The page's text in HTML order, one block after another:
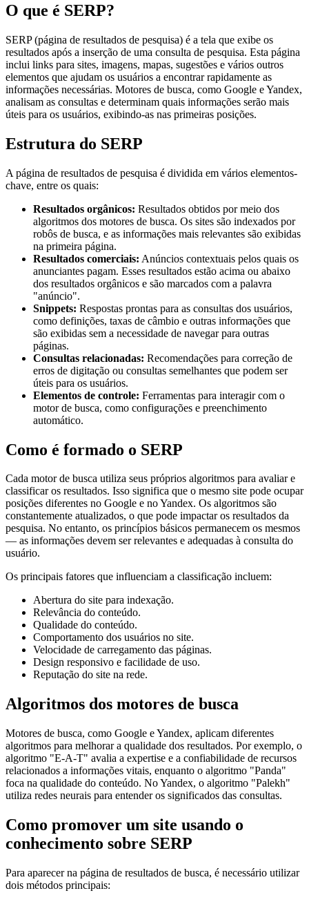
O que é SERP?
SERP (página de resultados de pesquisa) é a tela que exibe os
resultados após a inserção de uma consulta de pesquisa. Esta página
inclui links para sites, imagens, mapas, sugestões e vários outros
elementos que ajudam os usuários a encontrar rapidamente as
informações necessárias. Motores de busca, como Google e Yandex,
analisam as consultas e determinam quais informações serão mais
úteis para os usuários, exibindo-as nas primeiras posições.
Estrutura do SERP
A página de resultados de pesquisa é dividida em vários elementos-
chave, entre os quais:
Resultados orgânicos: Resultados obtidos por meio dos
algoritmos dos motores de busca. Os sites são indexados por
robôs de busca, e as informações mais relevantes são exibidas
na primeira página.
Resultados comerciais: Anúncios contextuais pelos quais os
anunciantes pagam. Esses resultados estão acima ou abaixo
dos resultados orgânicos e são marcados com a palavra
"anúncio".
Snippets: Respostas prontas para as consultas dos usuários,
como definições, taxas de câmbio e outras informações que
são exibidas sem a necessidade de navegar para outras
páginas.
Consultas relacionadas: Recomendações para correção de
erros de digitação ou consultas semelhantes que podem ser
úteis para os usuários.
Elementos de controle: Ferramentas para interagir com o
motor de busca, como configurações e preenchimento
automático.
Como é formado o SERP
Cada motor de busca utiliza seus próprios algoritmos para avaliar e
classificar os resultados. Isso significa que o mesmo site pode ocupar
posições diferentes no Google e no Yandex. Os algoritmos são
constantemente atualizados, o que pode impactar os resultados da
pesquisa. No entanto, os princípios básicos permanecem os mesmos
— as informações devem ser relevantes e adequadas à consulta do
usuário.
Os principais fatores que influenciam a classificação incluem:
Abertura do site para indexação.
Relevância do conteúdo.
Qualidade do conteúdo.
Comportamento dos usuários no site.
Velocidade de carregamento das páginas.
Design responsivo e facilidade de uso.
Reputação do site na rede.
Algoritmos dos motores de busca
Motores de busca, como Google e Yandex, aplicam diferentes
algoritmos para melhorar a qualidade dos resultados. Por exemplo, o
algoritmo "E-A-T" avalia a expertise e a confiabilidade de recursos
relacionados a informações vitais, enquanto o algoritmo "Panda"
foca na qualidade do conteúdo. No Yandex, o algoritmo "Palekh"
utiliza redes neurais para entender os significados das consultas.
Como promover um site usando o
conhecimento sobre SERP
Para aparecer na página de resultados de busca, é necessário utilizar
dois métodos principais: